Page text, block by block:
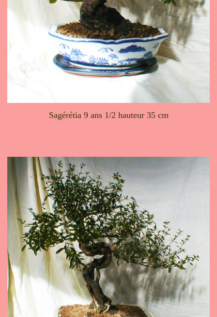
Sagérétia 9 ans 1/2 hauteur 35 cm